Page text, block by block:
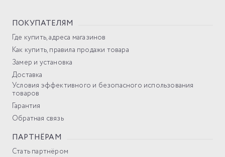
ПОКУПАТЕЛЯМ
Где купить, адреса магазинов
Как купить, правила продажи товара
Замер и установка
Доставка
Условия эффективного и безопасного использования
товаров
Гарантия
Обратная связь
ПАРТНЁРАМ
Стать партнёром